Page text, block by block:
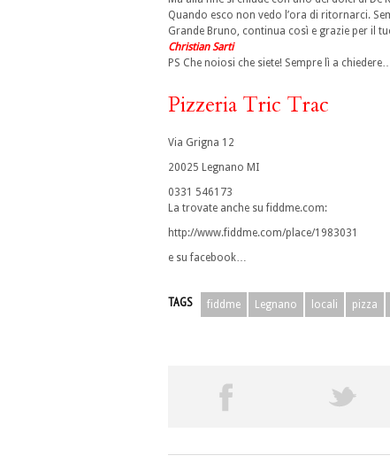
Quando esco non vedo l’ora di ritornarci.
Grande Bruno, continua così e grazie per il
Christian Sarti
PS Che noiosi che siete! Sempre lì a
Pizzeria Tric Trac
Via Grigna 12
20025 Legnano MI
0331 546173
La trovate anche su fiddme.com:
http://www.fiddme.com/place/1983031
e su facebook…
TAGS fiddme Legnano locali pizza